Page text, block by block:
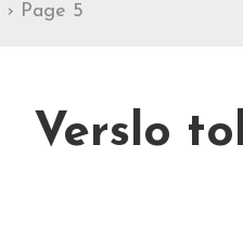
› Page 5
Verslo